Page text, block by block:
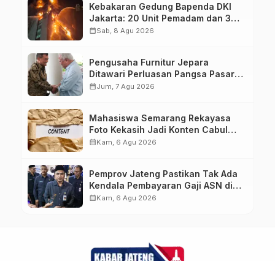
Kebakaran Gedung Bapenda DKI
Jakarta: 20 Unit Pemadam dan 3
Bronto Skylift Dikerahkan, Angin
calendar_monthSab, 8 Agu 2026
Pengusaha Furnitur Jepara
Ditawari Perluasan Pangsa Pasar
Hingga ke IKN
calendar_monthJum, 7 Agu 2026
Mahasiswa Semarang Rekayasa
Foto Kekasih Jadi Konten Cabul
karena Sakit Hati
calendar_monthKam, 6 Agu 2026
Pemprov Jateng Pastikan Tak Ada
Kendala Pembayaran Gaji ASN di
Tengah Pemangkasan Transfer ke
calendar_monthKam, 6 Agu 2026